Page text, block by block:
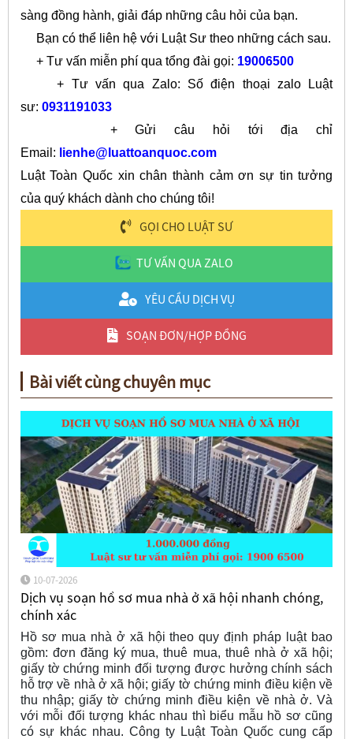
sàng đồng hành, giải đáp những câu hỏi của bạn.
Bạn có thể liên hệ với Luật Sư theo những cách sau.
+ Tư vấn miễn phí qua tổng đài gọi: 19006500
+ Tư vấn qua Zalo: Số điện thoại zalo Luật
sư: 0931191033
+ Gửi câu hỏi tới địa chỉ
Email: lienhe@luattoanquoc.com
Luật Toàn Quốc xin chân thành cảm ơn sự tin tưởng
của quý khách dành cho chúng tôi!
GỌI CHO LUẬT SƯ
TƯ VẤN QUA ZALO
YÊU CẦU DỊCH VỤ
SOẠN ĐƠN/HỢP ĐỒNG
Bài viết cùng chuyên mục
10-07-2026
Dịch vụ soạn hồ sơ mua nhà ở xã hội nhanh chóng,
chính xác
Hồ sơ mua nhà ở xã hội theo quy định pháp luật bao
gồm: đơn đăng ký mua, thuê mua, thuê nhà ở xã hội;
giấy tờ chứng minh đối tượng được hưởng chính sách
hỗ trợ về nhà ở xã hội; giấy tờ chứng minh điều kiện về
thu nhập; giấy tờ chứng minh điều kiện về nhà ở. Và
với mỗi đối tượng khác nhau thì biểu mẫu hồ sơ cũng
có sự khác nhau. Công ty Luật Toàn Quốc cung cấp